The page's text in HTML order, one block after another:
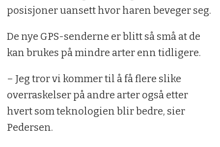
posisjoner uansett hvor haren beveger seg.
De nye GPS-senderne er blitt så små at de
kan brukes på mindre arter enn tidligere.
– Jeg tror vi kommer til å få flere slike
overraskelser på andre arter også etter
hvert som teknologien blir bedre, sier
Pedersen.